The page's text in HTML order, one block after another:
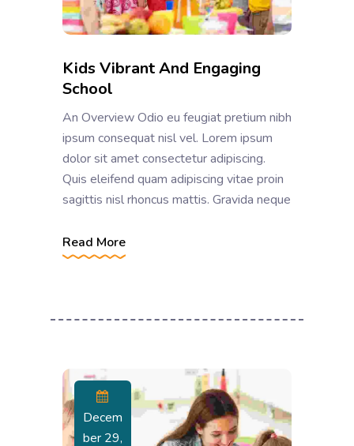
Kids Vibrant And Engaging
School
An Overview Odio eu feugiat pretium nibh
ipsum consequat nisl vel. Lorem ipsum
dolor sit amet consectetur adipiscing.
Quis eleifend quam adipiscing vitae proin
sagittis nisl rhoncus mattis. Gravida neque
Read More
Decem
Ber 29,